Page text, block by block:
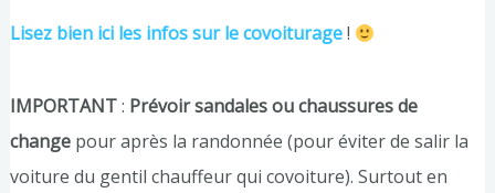
Lisez bien ici les infos sur le covoiturage!
IMPORTANT: Prévoir sandales ou chaussures de
change pour après la randonnée (pour éviter de salir la
voiture du gentil chauffeur qui covoiture). Surtout en